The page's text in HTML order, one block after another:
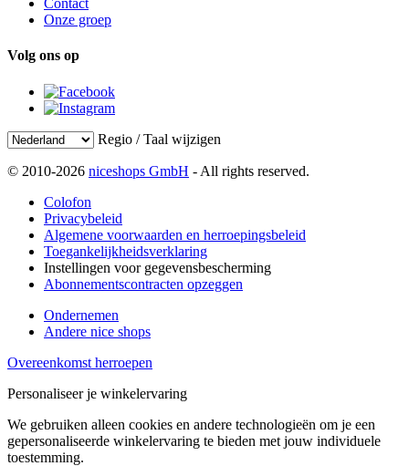
Contact
Onze groep
Volg ons op
Regio / Taal wijzigen
© 2010-2026 niceshops GmbH - All rights reserved.
Colofon
Privacybeleid
Algemene voorwaarden en herroepingsbeleid
Toegankelijkheidsverklaring
Instellingen voor gegevensbescherming
Abonnementscontracten opzeggen
Ondernemen
Andere nice shops
Overeenkomst herroepen
Personaliseer je winkelervaring
We gebruiken alleen cookies en andere technologieën om je een
gepersonaliseerde winkelervaring te bieden met jouw individuele
toestemming.